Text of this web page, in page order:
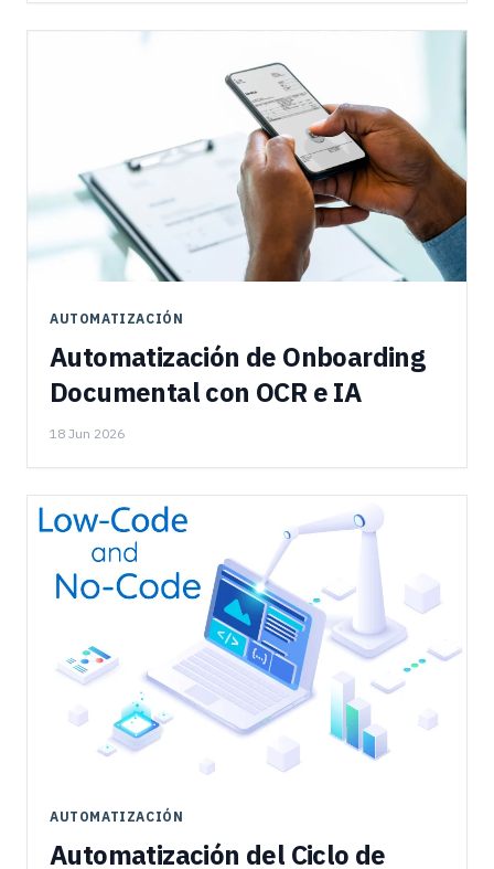
AUTOMATIZACIÓN
Automatización de Onboarding
Documental con OCR e IA
18 Jun 2026
AUTOMATIZACIÓN
Automatización del Ciclo de